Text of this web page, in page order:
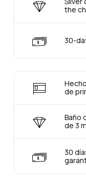
the
30-
de
Baño
de 3
30